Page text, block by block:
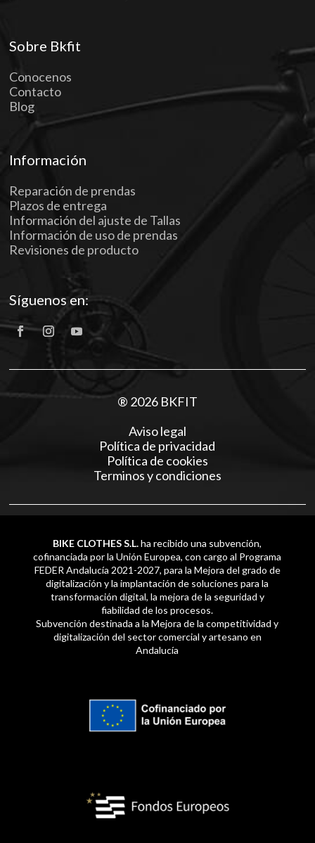
Sobre Bkfit
Conocenos
Contacto
Blog
Información
Reparación de prendas
Plazos de entrega
Información del ajuste de Tallas
Información de uso de prendas
Revisiones de producto
Síguenos en:
® 2026 BKFIT
Aviso legal
Política de privacidad
Política de cookies
Terminos y condiciones
BIKE CLOTHES S.L.ha recibido una subvención,
cofinanciada por la Unión Europea, con cargo al Programa
FEDER Andalucía 2021-2027, para la Mejora del grado de
digitalización y la implantación de soluciones para la
transformación digital, la mejora de la seguridad y
fiabilidad de los procesos.
Subvención destinada a la Mejora de la competitividad y
digitalización del sector comercial y artesano en
Andalucía